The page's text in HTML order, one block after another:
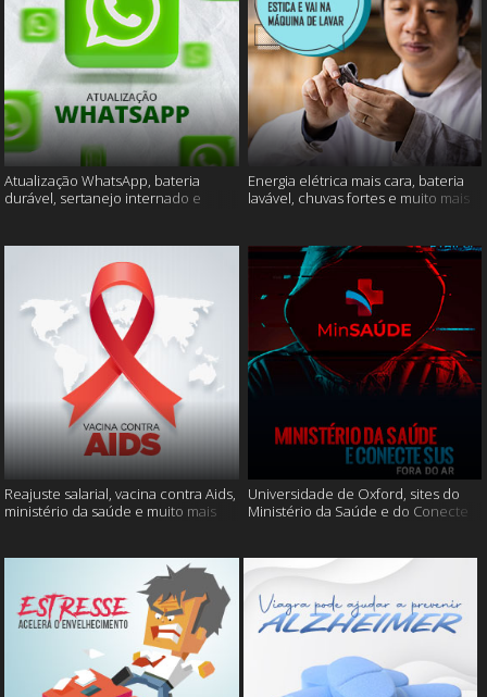
Atualização WhatsApp, bateria
durável, sertanejo internado e
Energia elétrica mais cara, bateria
lavável, chuvas fortes e muito mais
Reajuste salarial, vacina contra Aids,
ministério da saúde e muito mais
Universidade de Oxford, sites do
Ministério da Saúde e do Conecte